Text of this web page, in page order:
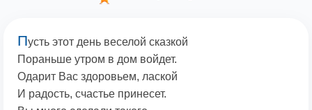
Пусть этот день веселой сказкой
Пораньше утром в дом войдет.
Одарит Вас здоровьем, лаской
И радость, счастье принесет.